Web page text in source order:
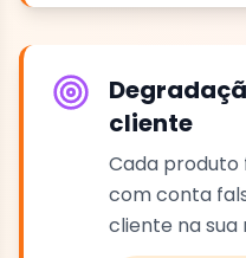
cliente
Cada produto
com conta
cliente na